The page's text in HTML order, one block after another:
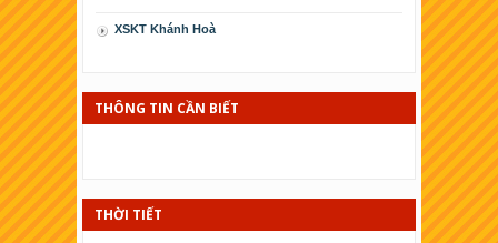
XSKT Khánh Hoà
XSKT Phú Yên
XSKT Ninh Thuận
THÔNG TIN CẦN BIẾT
THỜI TIẾT